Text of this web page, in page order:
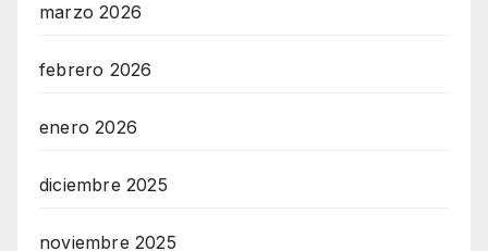
marzo 2026
febrero 2026
enero 2026
diciembre 2025
noviembre 2025